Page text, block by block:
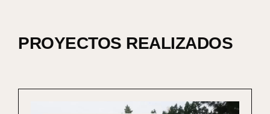
PROYECTOS REALIZADOS